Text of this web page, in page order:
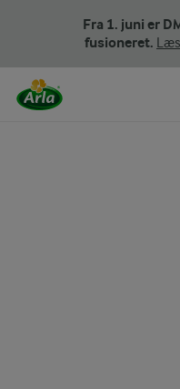
Fra 1. juni er
fusioneret.